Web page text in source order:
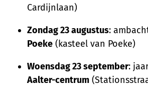
Cardijnlaan)
Zondag 23 augustus:
Poeke (kasteel van Poeke)
Woensdag 23 september:
Aalter-centrum